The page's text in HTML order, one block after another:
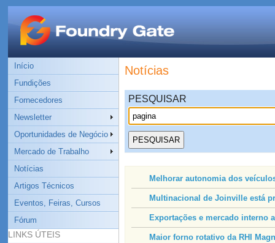
Início
Fundições
Fornecedores
Newsletter
Oportunidades de Negócio
Mercado de Trabalho
Notícias
Artigos Técnicos
Eventos, Feiras, Cursos
Fórum
LINKS ÚTEIS
Notícias
PESQUISAR
Melhorar autonomia dos
Multinacional de Joinville está
Exportações e mercado interno
Maior forno rotativo da RHI